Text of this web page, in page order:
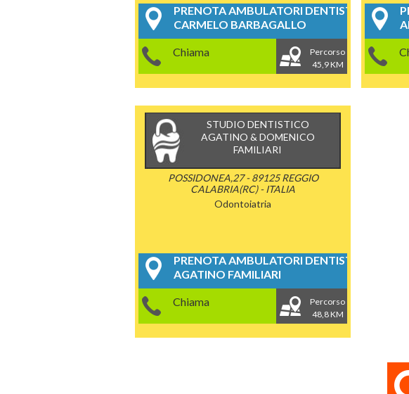
PRENOTA AMBULATORI DENTISTICI
CARMELO BARBAGALLO
Chiama
Percorso
45,9 KM
STUDIO DENTISTICO
AGATINO & DOMENICO
FAMILIARI
POSSIDONEA,27 - 89125 REGGIO
CALABRIA(RC) - ITALIA
Odontoiatria
PRENOTA AMBULATORI DENTISTICI
AGATINO FAMILIARI
Chiama
Percorso
48,8 KM